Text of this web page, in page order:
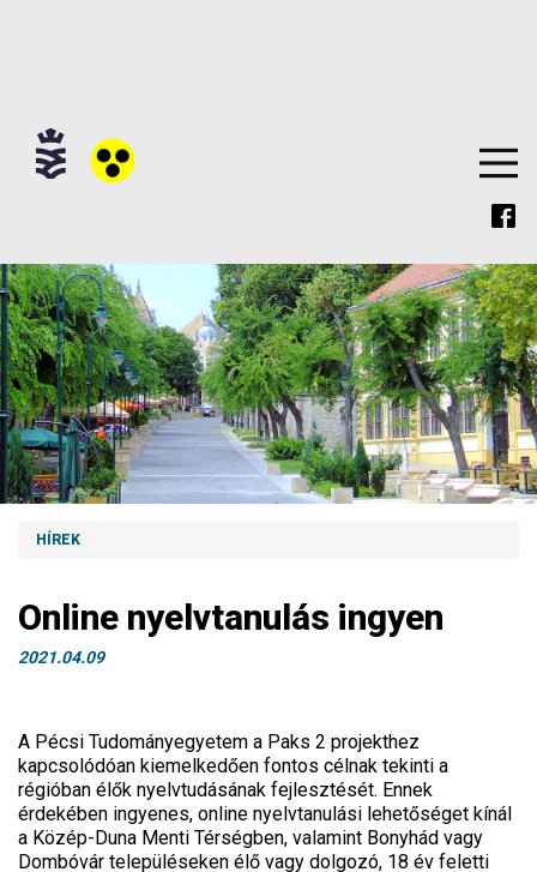
HÍREK
Online nyelvtanulás ingyen
2021.04.09
A Pécsi Tudományegyetem a Paks 2 projekthez
kapcsolódóan kiemelkedően fontos célnak tekinti a
régióban élők nyelvtudásának fejlesztését. Ennek
érdekében ingyenes, online nyelvtanulási lehetőséget kínál
a Közép-Duna Menti Térségben, valamint Bonyhád vagy
Dombóvár településeken élő vagy dolgozó, 18 év feletti